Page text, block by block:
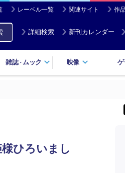
レーベル一覧 関連サイト 作
詳細検索 新刊カレンダー
雑誌・ ムック 映像 ゲ
ひろいまし